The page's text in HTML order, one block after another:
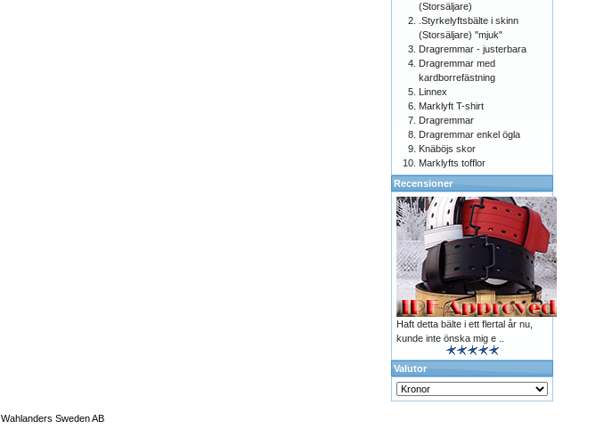
(Storsäljare)
.Styrkelyftsbälte i skinn
(Storsäljare) "mjuk"
Dragremmar - justerbara
Dragremmar med
kardborrefästning
Linnex
Marklyft T-shirt
Dragremmar
Dragremmar enkel ögla
Knäböjs skor
Marklyfts tofflor
Recensioner
Haft detta bälte i ett flertal år nu,
kunde inte önska mig e ..
Valutor
Wahlanders Sweden AB